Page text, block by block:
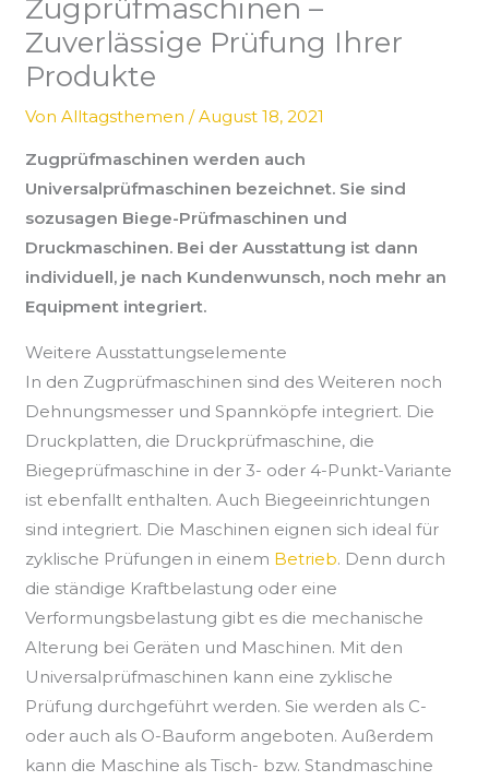
Zugprüfmaschinen –
Zuverlässige Prüfung Ihrer
Produkte
VonAlltagsthemen/August 18, 2021
Zugprüfmaschinen werden auch
Universalprüfmaschinen bezeichnet. Sie sind
sozusagen Biege-Prüfmaschinen und
Druckmaschinen. Bei der Ausstattung ist dann
individuell, je nach Kundenwunsch, noch mehr an
Equipment integriert.
Weitere Ausstattungselemente
In den Zugprüfmaschinen sind des Weiteren noch
Dehnungsmesser und Spannköpfe integriert. Die
Druckplatten, die Druckprüfmaschine, die
Biegeprüfmaschine in der 3- oder 4-Punkt-Variante
ist ebenfallt enthalten. Auch Biegeeinrichtungen
sind integriert. Die Maschinen eignen sich ideal für
zyklische Prüfungen in einem Betrieb. Denn durch
die ständige Kraftbelastung oder eine
Verformungsbelastung gibt es die mechanische
Alterung bei Geräten und Maschinen. Mit den
Universalprüfmaschinen kann eine zyklische
Prüfung durchgeführt werden. Sie werden als C-
oder auch als O-Bauform angeboten. Außerdem
kann die Maschine als Tisch- bzw. Standmaschine